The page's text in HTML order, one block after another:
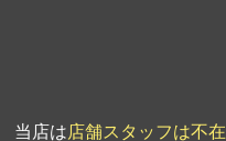
当店は店舗スタッフは不在